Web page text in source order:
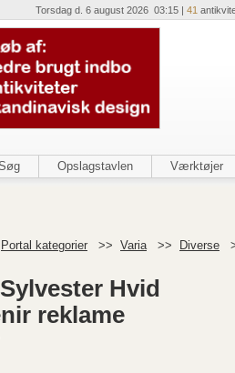
Torsdag d. 6 august 2026 03:15 | 41
Opslagstavlen Værktøjer
Portal kategorier >> Varia >> Diverse
Hvid
reklame